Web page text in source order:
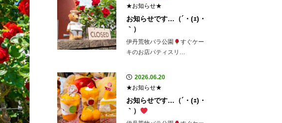
★お知らせ★
お知らせです…（´・(ｪ)・
｀）
伊丹荒牧バラ公園
すぐケー
キのお店パティスリ…
2026.06.20
★お知らせ★
お知らせです…（´・(ｪ)・
｀）